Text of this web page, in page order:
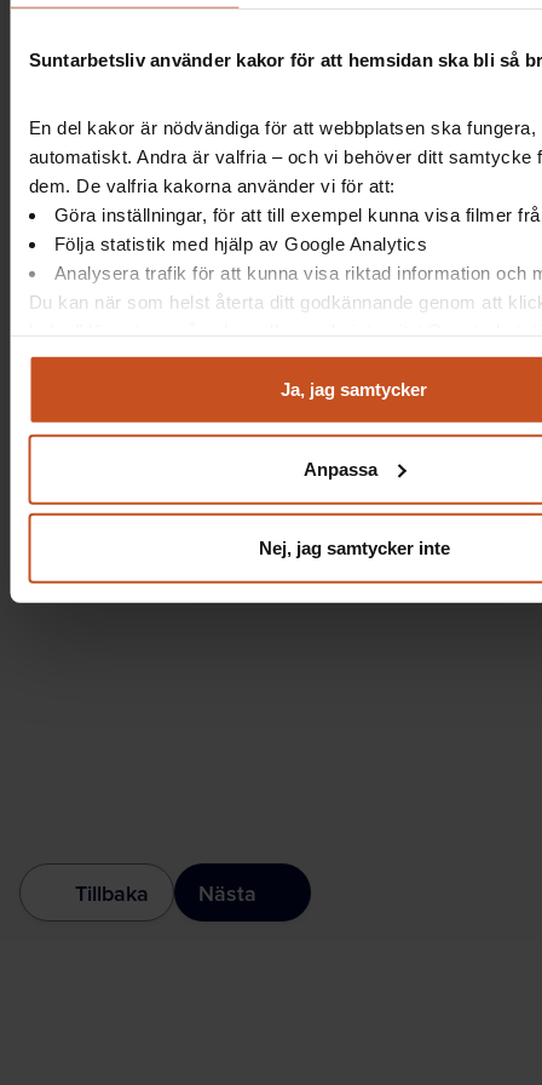
Suntarbetsliv använder kakor för att hemsidan ska bli så
En del kakor är nödvändiga för att webbplatsen ska
automatiskt. Andra är valfria – och vi behöver ditt samtycke
dem. De valfria kakorna använder vi för att:
Göra inställningar, för att till exempel kunna visa filmer
Följa statistik med hjälp av Google Analytics
Analysera trafik för att kunna visa riktad information och
Du kan när som helst återta ditt godkännande genom att
Ja, jag samtycker
Anpassa
Nej, jag samtycker inte
delade pass?
återhämtning mellan passen på något sätt?
Tillbaka Nästa